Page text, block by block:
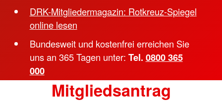
DRK-Mitgliedermagazin: Rotkreuz-Spiegel
online lesen
Bundesweit und kostenfrei erreichen Sie
uns an 365 Tagen unter: Tel. 0800 365
000
Mitgliedsantrag